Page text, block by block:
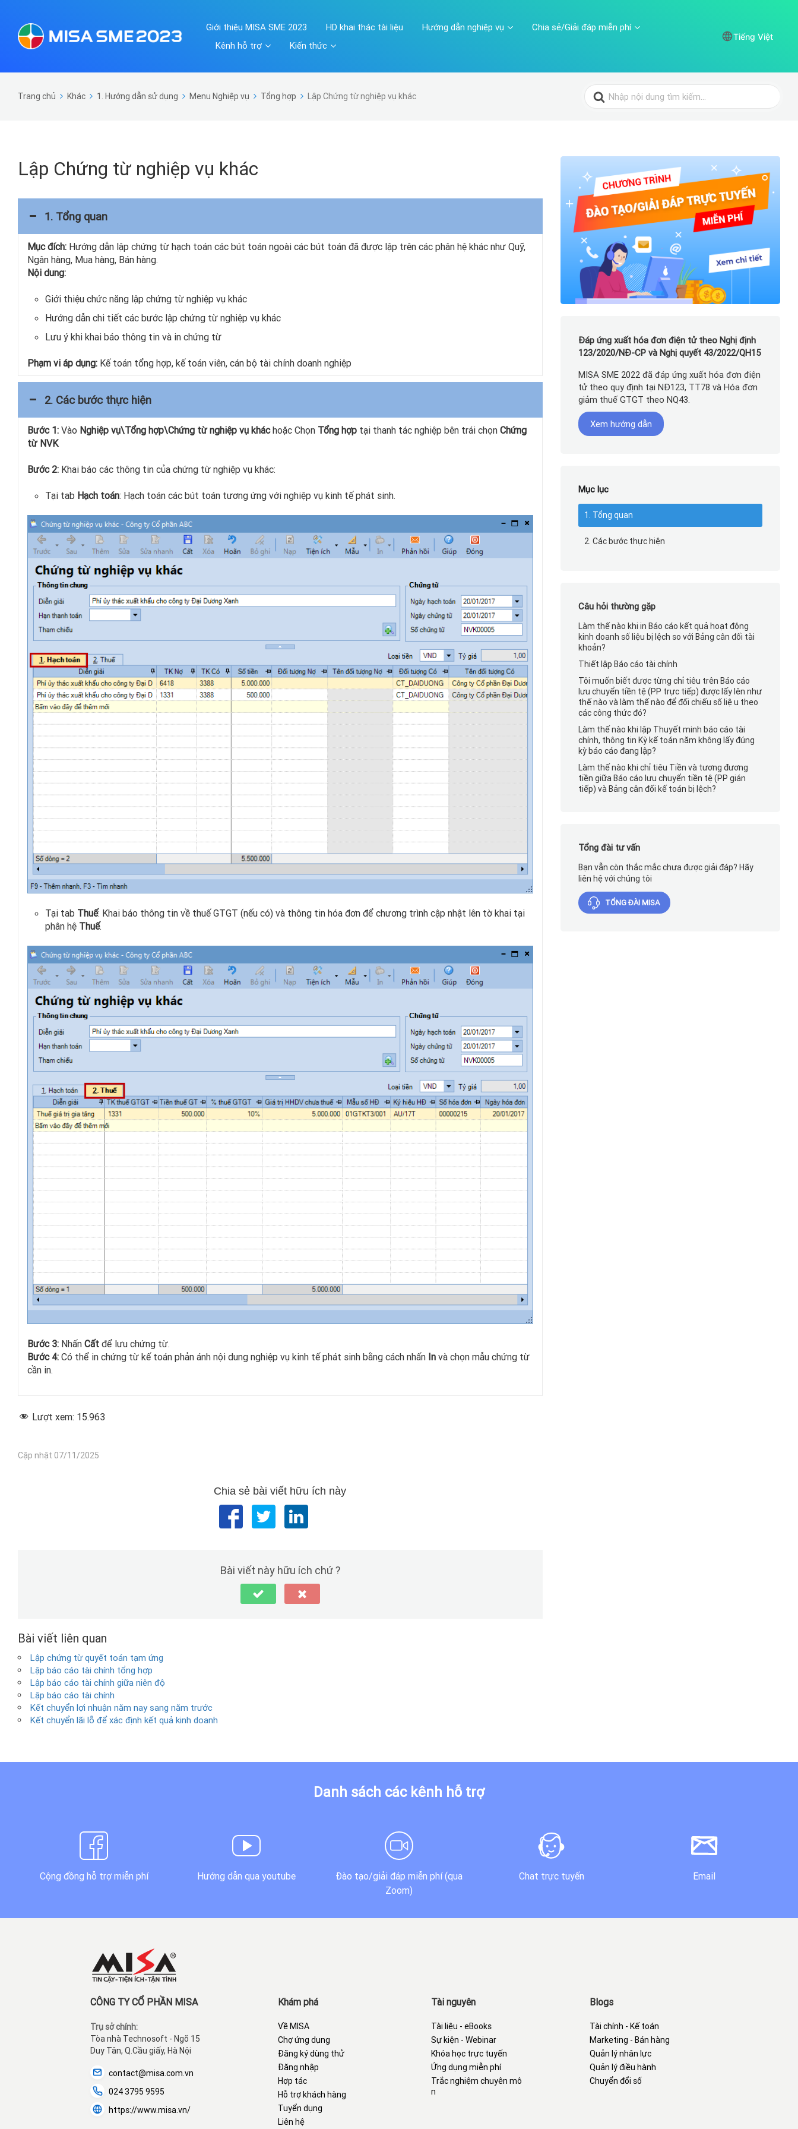
Giới thiệu MISA SME 2023 HD khai thác tài liệu Hướng dẫn nghiệp vụ
Chia sẻ/Giải đáp miễn phí
Kênh hỗ trợ
Kiến thức
Tiếng Việt
Trang chủ Khác 1. Hướng dẫn sử dụng Menu Nghiệp vụ Tổng hợp Lập Chứng từ nghiệp vụ khác
Search
for:
Lập Chứng từ nghiệp vụ khác
1. Tổng quan
Mục đích: Hướng dẫn lập chứng từ hạch toán các bút toán ngoài các bút toán đã được lập trên các phân hệ khác như Quỹ,
Ngân hàng, Mua hàng, Bán hàng.
Nội dung:
Giới thiệu chức năng lập chứng từ nghiệp vụ khác
Hướng dẫn chi tiết các bước lập chứng từ nghiệp vụ khác
Lưu ý khi khai báo thông tin và in chứng từ
Phạm vi áp dụng: Kế toán tổng hợp, kế toán viên, cán bộ tài chính doanh nghiệp
2. Các bước thực hiện
Bước 1: Vào Nghiệp vụ\Tổng hợp\Chứng từ nghiệp vụ kháchoặc Chọn Tổng hợp tại thanh tác nghiệp bên trái chọn Chứng
từ NVK
Bước 2: Khai báo các thông tin của chứng từ nghiệp vụ khác:
Tại tab Hạch toán: Hạch toán các bút toán tương ứng với nghiệp vụ kinh tế phát sinh.
Tại tab Thuế: Khai báo thông tin về thuế GTGT (nếu có) và thông tin hóa đơn để chương trình cập nhật lên tờ khai tại
phân hệ Thuế.
Bước 3: Nhấn Cất để lưu chứng từ.
Bước 4: Có thể in chứng từ kế toán phản ánh nội dung nghiệp vụ kinh tế phát sinh bằng cách nhấn In và chọn mẫu chứng từ
cần in.
Lượt xem: 15.963
Cập nhật 07/11/2025
Chia sẻ bài viết hữu ích này
Bài viết này hữu ích chứ ?
Bài viết liên quan
Lập chứng từ quyết toán tạm ứng
Lập báo cáo tài chính tổng hợp
Lập báo cáo tài chính giữa niên độ
Lập báo cáo tài chính
Kết chuyển lợi nhuận năm nay sang năm trước
Kết chuyển lãi lỗ để xác định kết quả kinh doanh
Đáp ứng xuất hóa đơn điện tử theo Nghị định
123/2020/NĐ-CP và Nghị quyết 43/2022/QH15
MISA SME 2022 đã đáp ứng xuất hóa đơn điện
tử theo quy định tại NĐ123, TT78 và Hóa đơn
giảm thuế GTGT theo NQ43.
Xem hướng dẫn
Mục lục
1. Tổng quan
2. Các bước thực hiện
Câu hỏi thường gặp
Làm thế nào khi in Báo cáo kết quả hoạt động
kinh doanh số liệu bị lệch so với Bảng cân đối tài
khoản?
Thiết lập Báo cáo tài chính
Tôi muốn biết được từng chỉ tiêu trên Báo cáo
lưu chuyển tiền tệ (PP trực tiếp) được lấy lên như
thế nào và làm thế nào để đối chiếu số liệu theo
các công thức đó?
Làm thế nào khi lập Thuyết minh báo cáo tài
chính, thông tin Kỳ kế toán năm không lấy đúng
kỳ báo cáo đang lập?
Làm thế nào khi chỉ tiêu Tiền và tương đương
tiền giữa Báo cáo lưu chuyển tiền tệ (PP gián
tiếp) và Bảng cân đối kế toán bị lệch?
Tổng đài tư vấn
Bạn vẫn còn thắc mắc chưa được giải đáp? Hãy
liên hệ với chúng tôi
TỔNG ĐÀI MISA
Danh sách các kênh hỗ trợ
Cộng đồng hỗ trợ miễn phí Hướng dẫn qua youtube
Đào tạo/giải đáp miễn phí (qua
Zoom)
Chat trực tuyến Email
CÔNG TY CỔ PHẦN MISA
Trụ sở chính:
Tòa nhà Technosoft - Ngõ 15
Duy Tân, Q.Cầu giấy, Hà Nội
contact@misa.com.vn
024 3795 9595
https://www.misa.vn/
Khám phá
Về MISA
Chợ ứng dụng
Đăng ký dùng thử
Đăng nhập
Hợp tác
Hỗ trợ khách hàng
Tuyển dụng
Liên hệ
Tài nguyên
Tài liệu - eBooks
Sự kiện - Webinar
Khóa học trực tuyến
Ứng dụng miễn phí
Trắc nghiệm chuyên mô
n
Blogs
Tài chính - Kế toán
Marketing - Bán hàng
Quản lý nhân lực
Quản lý điều hành
Chuyển đổi số